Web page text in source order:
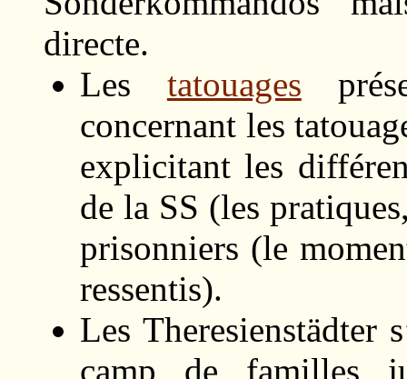
directe.
Les tatouages
concernant les
explicitant les
de la SS (les
prisonniers (le
ressentis).
Les Theresienstädter
camp de familles